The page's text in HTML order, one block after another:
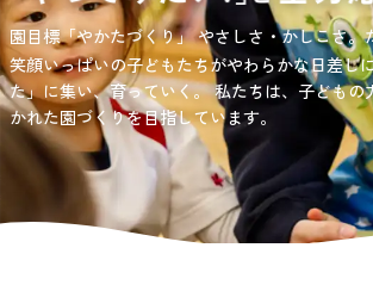
負担の少ない介護、ふれあいを大切にする介護
介護を目指して。
愛知・岐阜・長野の3県下で38施設・151事業所
営する社会福祉法人サン・ビジョンでは、今後
ニーズに幅広く対応していきます。
園目標「やかたづくり」やさしさ・かしこさ。
笑顔いっぱいの子どもたちがやわらかな日差し
た」に集い、育っていく。私たちは、子どもの
かれた園づくりを目指しています。
サンサン・スクール東山公園では、小学生の児
過ごせる環境を提供するとともに、宿題・クラ
選択)などの学習面にも力を入れて行っている学
通所介護
居宅
お問い合わせ先
03-6411-5781
担当：宮澤